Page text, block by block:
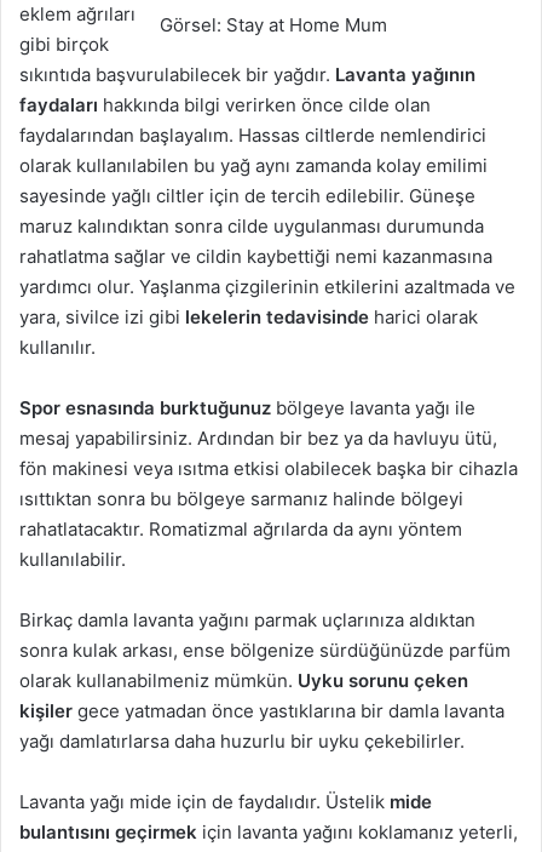
Görsel: Stay at Home Mum
eklem ağrıları
gibi birçok
sıkıntıda başvurulabilecek bir yağdır. Lavanta yağının
faydaları hakkında bilgi verirken önce cilde olan
faydalarından başlayalım. Hassas ciltlerde nemlendirici
olarak kullanılabilen bu yağ aynı zamanda kolay emilimi
sayesinde yağlı ciltler için de tercih edilebilir. Güneşe
maruz kalındıktan sonra cilde uygulanması durumunda
rahatlatma sağlar ve cildin kaybettiği nemi kazanmasına
yardımcı olur. Yaşlanma çizgilerinin etkilerini azaltmada ve
yara, sivilce izi gibi lekelerin tedavisinde harici olarak
kullanılır.
Spor esnasında burktuğunuz bölgeye lavanta yağı ile
mesaj yapabilirsiniz. Ardından bir bez ya da havluyu ütü,
fön makinesi veya ısıtma etkisi olabilecek başka bir cihazla
ısıttıktan sonra bu bölgeye sarmanız halinde bölgeyi
rahatlatacaktır. Romatizmal ağrılarda da aynı yöntem
kullanılabilir.
Birkaç damla lavanta yağını parmak uçlarınıza aldıktan
sonra kulak arkası, ense bölgenize sürdüğünüzde parfüm
olarak kullanabilmeniz mümkün. Uyku sorunu çeken
kişiler gece yatmadan önce yastıklarına bir damla lavanta
yağı damlatırlarsa daha huzurlu bir uyku çekebilirler.
Lavanta yağı mide için de faydalıdır. Üstelik mide
bulantısını geçirmek için lavanta yağını koklamanız yeterli,